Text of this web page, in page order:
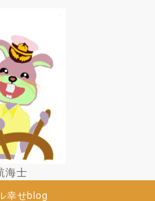
海士
幸せblog